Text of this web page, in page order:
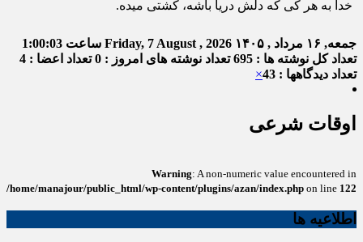
به هر کی که دلش دریا باشه، کشتی میده.
جمعه, ۱۶ مرداد , ۱۴۰۵ Friday, 7 August , 2026 ساعت 1:00:03
تعداد کل نوشته ها : 695
تعداد نوشته های امروز : 0
تعداد اعضا : 4
تعداد دیدگاهها : 43
×
اوقات شرعی
Warning: A non-numeric value encountered in
/home/manajour/public_html/wp-content/plugins/azan/index.php on line 122
اطلاعیه ها